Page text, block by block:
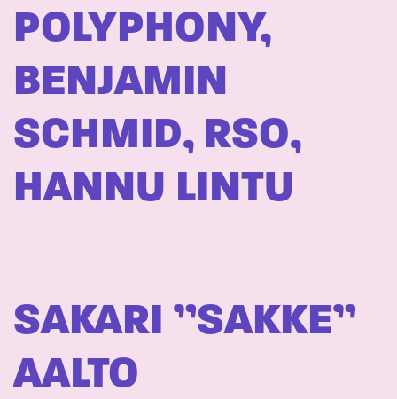
POLYPHONY,
BENJAMIN
SCHMID, RSO,
HANNU LINTU
SAKARI ”SAKKE”
AALTO